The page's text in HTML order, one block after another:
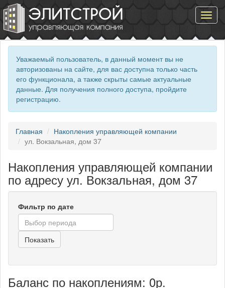
Уважаемый пользователь, в данный момент вы не
авторизованы на сайте, для вас доступна только часть
его функционала, а также скрыты самые актуальные
данные. Для получения полного доступа, пройдите
регистрацию.
Главная
Накопления управляющей компании
ул. Вокзальная, дом 37
Накопления управляющей компании
по адресу ул. Вокзальная, дом 37
Фильтр по дате
Показать
Баланс по накоплениям: 0р.